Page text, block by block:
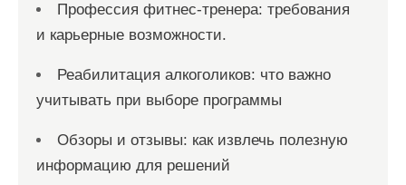
Профессия фитнес-тренера: требования
и карьерные возможности.
Реабилитация алкоголиков: что важно
учитывать при выборе программы
Обзоры и отзывы: как извлечь полезную
информацию для решений